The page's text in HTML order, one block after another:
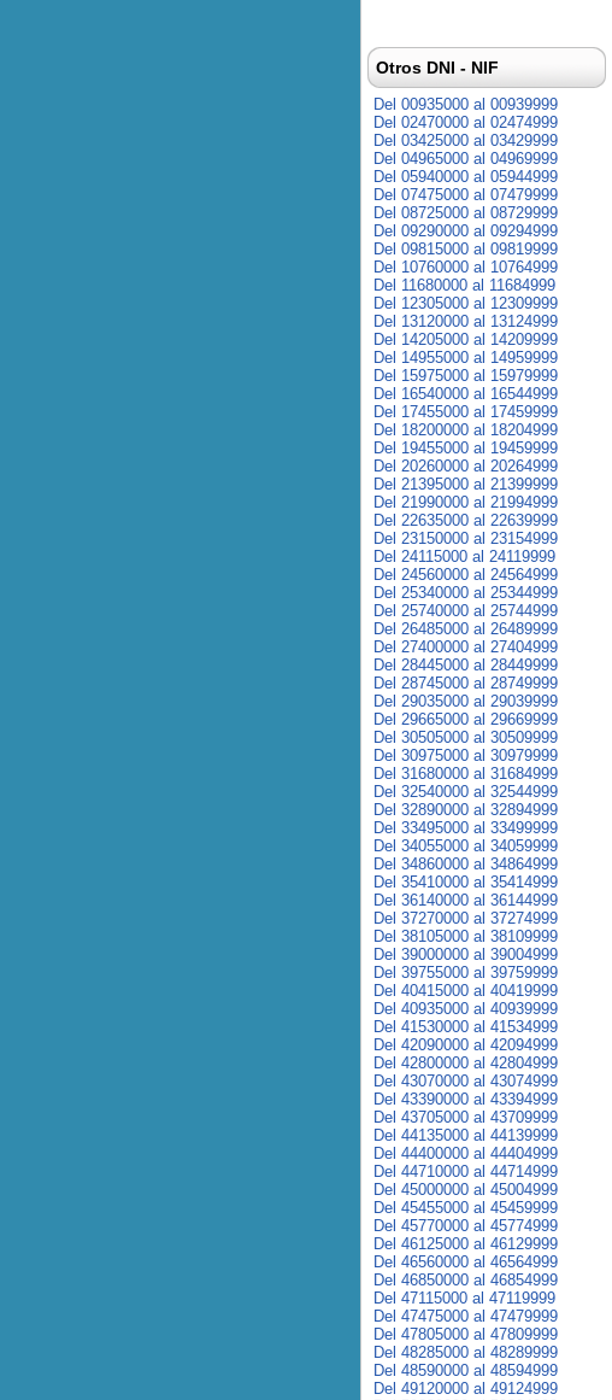
Otros DNI - NIF
Del 00935000 al 00939999
Del 02470000 al 02474999
Del 03425000 al 03429999
Del 04965000 al 04969999
Del 05940000 al 05944999
Del 07475000 al 07479999
Del 08725000 al 08729999
Del 09290000 al 09294999
Del 09815000 al 09819999
Del 10760000 al 10764999
Del 11680000 al 11684999
Del 12305000 al 12309999
Del 13120000 al 13124999
Del 14205000 al 14209999
Del 14955000 al 14959999
Del 15975000 al 15979999
Del 16540000 al 16544999
Del 17455000 al 17459999
Del 18200000 al 18204999
Del 19455000 al 19459999
Del 20260000 al 20264999
Del 21395000 al 21399999
Del 21990000 al 21994999
Del 22635000 al 22639999
Del 23150000 al 23154999
Del 24115000 al 24119999
Del 24560000 al 24564999
Del 25340000 al 25344999
Del 25740000 al 25744999
Del 26485000 al 26489999
Del 27400000 al 27404999
Del 28445000 al 28449999
Del 28745000 al 28749999
Del 29035000 al 29039999
Del 29665000 al 29669999
Del 30505000 al 30509999
Del 30975000 al 30979999
Del 31680000 al 31684999
Del 32540000 al 32544999
Del 32890000 al 32894999
Del 33495000 al 33499999
Del 34055000 al 34059999
Del 34860000 al 34864999
Del 35410000 al 35414999
Del 36140000 al 36144999
Del 37270000 al 37274999
Del 38105000 al 38109999
Del 39000000 al 39004999
Del 39755000 al 39759999
Del 40415000 al 40419999
Del 40935000 al 40939999
Del 41530000 al 41534999
Del 42090000 al 42094999
Del 42800000 al 42804999
Del 43070000 al 43074999
Del 43390000 al 43394999
Del 43705000 al 43709999
Del 44135000 al 44139999
Del 44400000 al 44404999
Del 44710000 al 44714999
Del 45000000 al 45004999
Del 45455000 al 45459999
Del 45770000 al 45774999
Del 46125000 al 46129999
Del 46560000 al 46564999
Del 46850000 al 46854999
Del 47115000 al 47119999
Del 47475000 al 47479999
Del 47805000 al 47809999
Del 48285000 al 48289999
Del 48590000 al 48594999
Del 49120000 al 49124999